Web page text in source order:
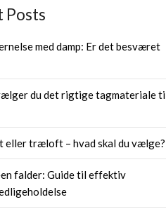
Posts
med damp: Er det besværet
du det rigtige tagmateriale
eller træloft – hvad skal du vælge?
falder: Guide til effektiv